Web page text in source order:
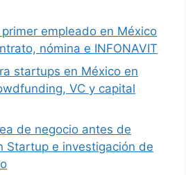
empleado en México
nómina e INFONAVIT
startups en México en
VC y capital
de negocio antes de
Startup e investigación de